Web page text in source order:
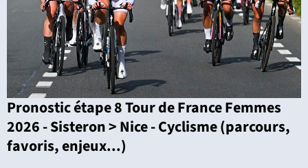
Pronostic étape 8 Tour de France Femmes
2026 - Sisteron > Nice - Cyclisme (parcours,
favoris, enjeux...)